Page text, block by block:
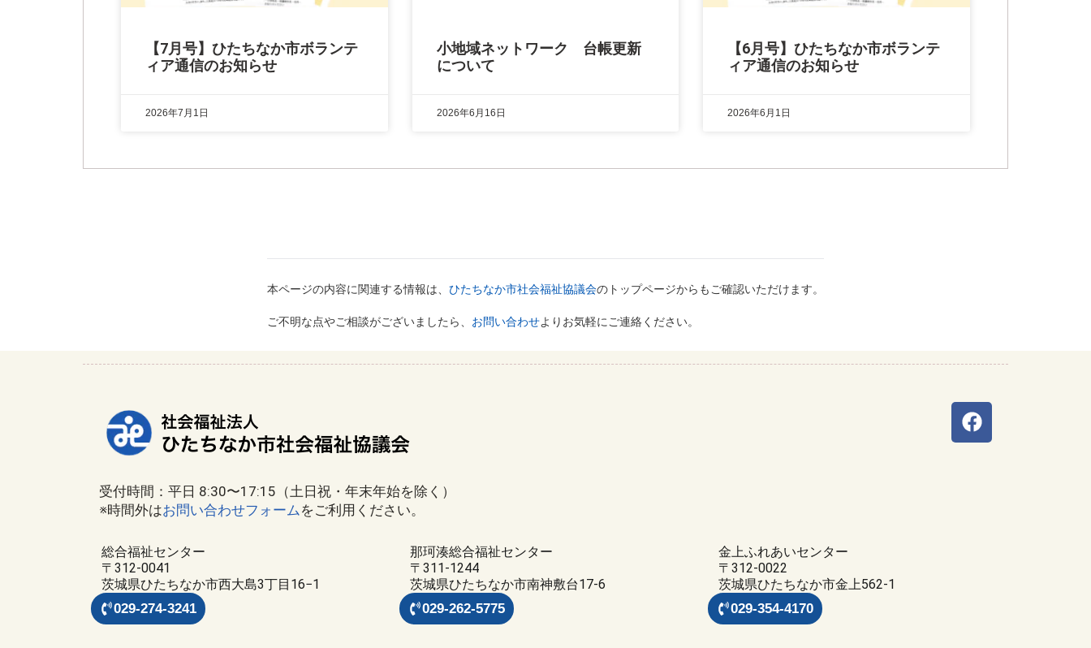
【7月号】ひたちなか市ボランテ
ィア通信のお知らせ
2026年7月1日
小地域ネットワーク 台帳更新
について
2026年6月16日
【6月号】ひたちなか市ボランテ
ィア通信のお知らせ
2026年6月1日
本ページの内容に関連する情報は、 ひたちなか市社会福祉協議会のトップページからもご確認いただけます。
ご不明な点やご相談がございましたら、 お問い合わせよりお気軽にご連絡ください。
受付時間：平日 8:30〜17:15（土日祝・年末年始を除く）
※時間外はお問い合わせフォーム をご利用ください。
総合福祉センター
〒312-0041
茨城県ひたちなか市西大島3丁目16−1
029-274-3241
那珂湊総合福祉センター
〒311-1244
茨城県ひたちなか市南神敷台17-6
029-262-5775
金上ふれあいセンター
〒312-0022
茨城県ひたちなか市金上562-1
029-354-4170